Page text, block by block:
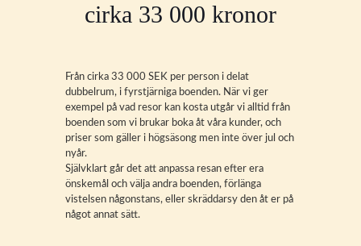
cirka 33 000 kronor
Från cirka 33 000 SEK per person i delat
dubbelrum, i fyrstjärniga boenden. När vi ger
exempel på vad resor kan kosta utgår vi alltid från
boenden som vi brukar boka åt våra kunder, och
priser som gäller i högsäsong men inte över jul och
nyår.
Självklart går det att anpassa resan efter era
önskemål och välja andra boenden, förlänga
vistelsen någonstans, eller skräddarsy den åt er på
något annat sätt.